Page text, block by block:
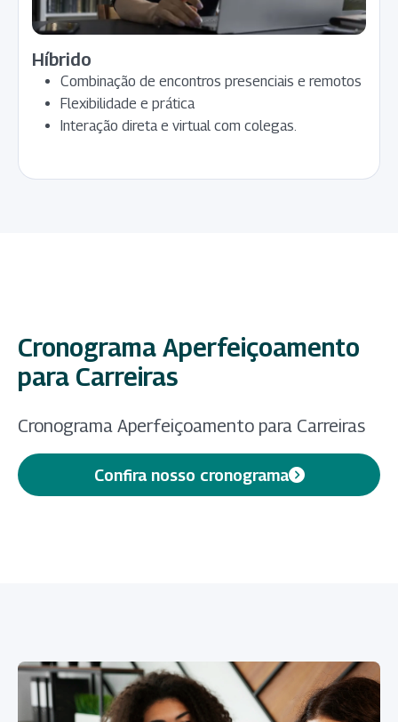
Híbrido
Combinação de encontros presenciais e remotos
Flexibilidade e prática
Interação direta e virtual com colegas.
Cronograma Aperfeiçoamento
para Carreiras
Cronograma Aperfeiçoamento para Carreiras
Confira nosso cronograma
(abre em nova aba)